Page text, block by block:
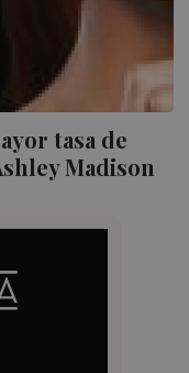
tasa de
Madison